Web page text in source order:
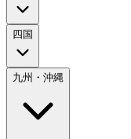
四国
九州・沖縄